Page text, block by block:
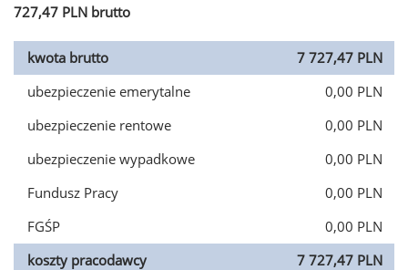
727,47 PLN brutto
kwota brutto
7 727,47 PLN
ubezpieczenie emerytalne
0,00 PLN
ubezpieczenie rentowe
0,00 PLN
ubezpieczenie wypadkowe
0,00 PLN
Fundusz Pracy
0,00 PLN
FGŚP
0,00 PLN
koszty pracodawcy
7 727,47 PLN